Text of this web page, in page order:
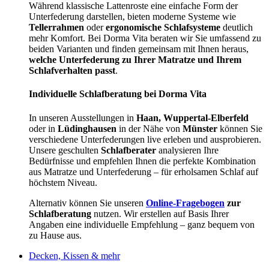
Während klassische Lattenroste eine einfache Form der
Unterfederung darstellen, bieten moderne Systeme wie
Tellerrahmen oderergonomische Schlafsysteme deutlich
mehr Komfort. Bei Dorma Vita beraten wir Sie umfassend zu
beiden Varianten und finden gemeinsam mit Ihnen heraus,
welche Unterfederung zu Ihrer Matratze und Ihrem
Schlafverhalten passt.
Individuelle Schlafberatung bei Dorma Vita
In unseren Ausstellungen in Haan, Wuppertal-Elberfeld
oder in Lüdinghausen in der Nähe von Münster können Sie
verschiedene Unterfederungen live erleben und ausprobieren.
Unsere geschulten Schlafberater analysieren Ihre
Bedürfnisse und empfehlen Ihnen die perfekte Kombination
aus Matratze und Unterfederung – für erholsamen Schlaf auf
höchstem Niveau.
Alternativ können Sie unseren Online-Fragebogen zur
Schlafberatung nutzen. Wir erstellen auf Basis Ihrer
Angaben eine individuelle Empfehlung – ganz bequem von
zu Hause aus.
Decken, Kissen & mehr